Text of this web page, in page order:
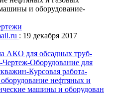
и оборудование-
: 19 декабря 2017